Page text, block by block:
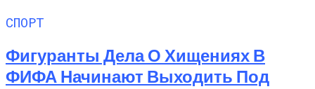
СПОРТ
Фигуранты Дела О Хищениях В
ФИФА Начинают Выходить Под